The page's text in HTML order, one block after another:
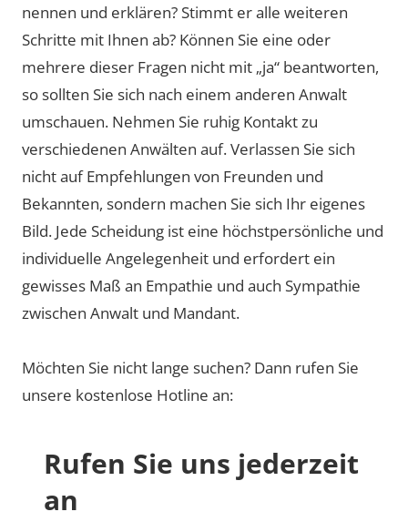
nennen und erklären? Stimmt er alle weiteren
Schritte mit Ihnen ab? Können Sie eine oder
mehrere dieser Fragen nicht mit „ja“ beantworten,
so sollten Sie sich nach einem anderen Anwalt
umschauen. Nehmen Sie ruhig Kontakt zu
verschiedenen Anwälten auf. Verlassen Sie sich
nicht auf Empfehlungen von Freunden und
Bekannten, sondern machen Sie sich Ihr eigenes
Bild. Jede Scheidung ist eine höchstpersönliche und
individuelle Angelegenheit und erfordert ein
gewisses Maß an Empathie und auch Sympathie
zwischen Anwalt und Mandant.
Möchten Sie nicht lange suchen? Dann rufen Sie
unsere kostenlose Hotline an:
Rufen Sie uns jederzeit
an